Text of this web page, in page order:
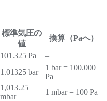
標準気圧の
値
換算（Paへ）
101.325 Pa
–
1.01325 bar
1 bar = 100.000
Pa
1,013.25
mbar
1 mbar = 100 Pa